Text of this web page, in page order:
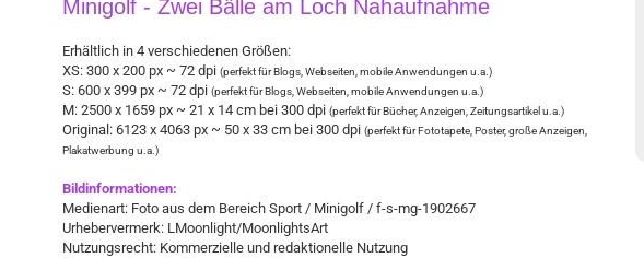
Minigolf - Zwei Bälle am Loch Nahaufnahme
Erhältlich in 4 verschiedenen Größen:
XS: 300 x 200 px ~ 72 dpi (perfekt für Blogs, Webseiten, mobile Anwendungen u.a.)
S: 600 x 399 px ~ 72 dpi (perfekt für Blogs, Webseiten, mobile Anwendungen u.a.)
M: 2500 x 1659 px ~ 21 x 14 cm bei 300 dpi (perfekt für Bücher, Anzeigen, Zeitungsartikel u.a.)
Original: 6123 x 4063 px ~ 50 x 33 cm bei 300 dpi (perfekt für Fototapete, Poster, große Anzeigen,
Plakatwerbung u.a.)
Bildinformationen:
Medienart: Foto aus dem Bereich Sport / Minigolf / f-s-mg-1902667
Urhebervermerk: LMoonlight/MoonlightsArt
Nutzungsrecht: Kommerzielle und redaktionelle Nutzung